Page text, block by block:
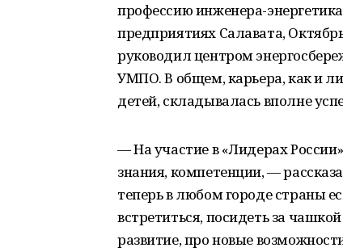
профессию инженера-
предприятиях Салавата,
руководил центром
УМПО. В общем, карьера, как и
детей, складывалась вполне
— На участие в «Лидерах
знания, компетенции, —
теперь в любом городе страны
встретиться, посидеть за
развитие, про новые